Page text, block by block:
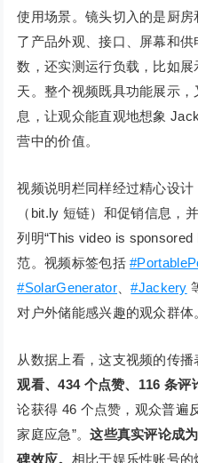
使用场景。镜头切入的是厨
了产品外观、接口、屏幕和
数，还实测运行负载，比如
天。整个视频既具功能展示
息，让观众能直观地想象
营中的价值。
视频说明栏同样经过精心设
（bit.ly 短链）和促销信息，
列明“This video is
范。视频标签包括
#SolarGenerator 、#Jackery
对户外储能感兴趣的观众群体
从数据上看，这支视频的传
观看、434 个点赞、116 条评
论获得 46 个点赞，观众普遍
家庭应急”。这些真实评论成
碑效应。 相比于娱乐性账号